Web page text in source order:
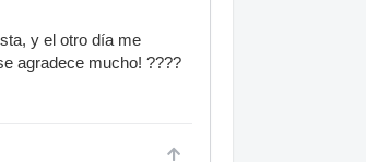
y el otro día me
agradece mucho! ????